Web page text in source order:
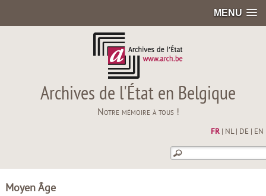
MENU
Archives de l'État en Belgique
Notre mémoire à tous !
FR| NL| DE EN
Moyen Âge